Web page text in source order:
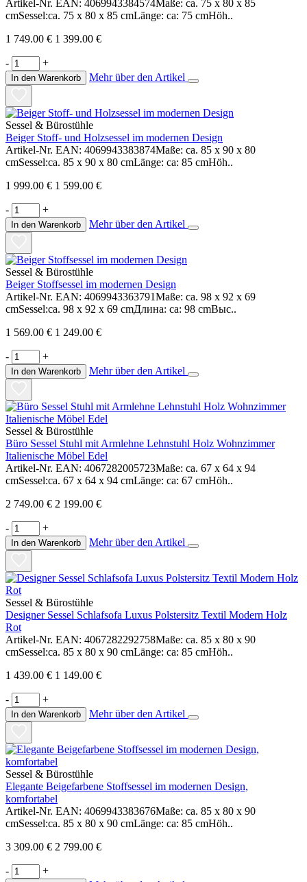
Artikel-Nr. EAN: 4069943384574Maße: ca. 75 x 80 x 85
cmSessel:ca. 75 x 80 x 85 cmLänge: ca: 75 cmHöh..
1 749.00 € 1 399.00 €
- +
In den Warenkorb Mehr über den Artikel
Sessel & Bürostühle
Beiger Stoff- und Holzsessel im modernen Design
Artikel-Nr. EAN: 4069943383874Maße: ca. 85 x 90 x 80
cmSessel:ca. 85 x 90 x 80 cmLänge: ca: 85 cmHöh..
1 999.00 € 1 599.00 €
- +
In den Warenkorb Mehr über den Artikel
Sessel & Bürostühle
Beiger Stoffsessel im modernen Design
Artikel-Nr. EAN: 4069943363791Maße: ca. 98 x 92 x 69
cmSessel:ca. 98 x 92 x 69 cmДлина: ca: 98 cmВыс..
1 569.00 € 1 249.00 €
- +
In den Warenkorb Mehr über den Artikel
Sessel & Bürostühle
Büro Sessel Stuhl mit Armlehne Lehnstuhl Holz Wohnzimmer
Italienische Möbel Edel
Artikel-Nr. EAN: 4067282005723Maße: ca. 67 x 64 x 94
cmSessel:ca. 67 x 64 x 94 cmLänge: ca: 67 cmHöh..
2 749.00 € 2 199.00 €
- +
In den Warenkorb Mehr über den Artikel
Sessel & Bürostühle
Designer Sessel Schlafsofa Luxus Polstersitz Textil Modern Holz
Rot
Artikel-Nr. EAN: 4067282292758Maße: ca. 85 x 80 x 90
cmSessel:ca. 85 x 80 x 90 cmLänge: ca: 85 cmHöh..
1 439.00 € 1 149.00 €
- +
In den Warenkorb Mehr über den Artikel
Sessel & Bürostühle
Elegante Beigefarbene Stoffsessel im modernen Design,
komfortabel
Artikel-Nr. EAN: 4069943383676Maße: ca. 85 x 80 x 90
cmSessel:ca. 85 x 80 x 90 cmLänge: ca: 85 cmHöh..
3 309.00 € 2 799.00 €
- +